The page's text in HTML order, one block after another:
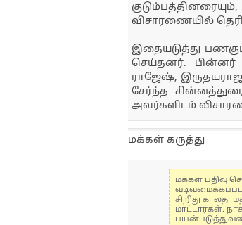
விசாரணையில்
இதையடுத்து
செய்தனர்.
ராஜேஷ்,
சேர்ந்த
அவர்களிடம்
மக்கள் கருத்து
மக்கள் பதிவு
சிறிது
மாட்டார்கள்.